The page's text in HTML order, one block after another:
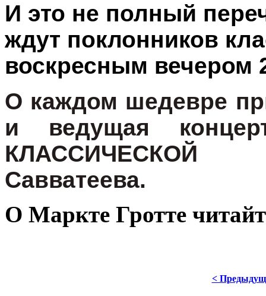
И это не полный
ждут поклонников
воскресным вечером
О каждом шедевре
и ведущая
Савватеева.
О Маркте Гротте
<